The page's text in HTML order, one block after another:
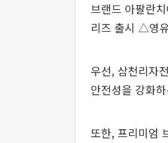
브랜드 아팔란
리즈 출시 △영
우선, 삼천리자
안전성을 강화
또한, 프리미엄